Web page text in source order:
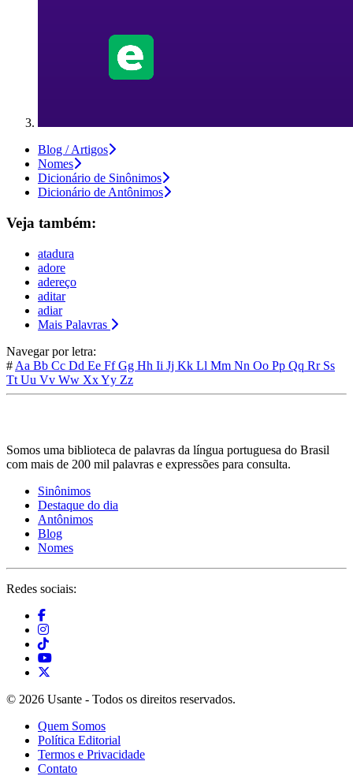
Blog / Artigos
Nomes
Dicionário de Sinônimos
Dicionário de Antônimos
Veja também:
atadura
adore
adereço
aditar
adiar
Mais Palavras
Navegar por letra:
# Aa Bb Cc Dd Ee FfGg Hh Ii Jj Kk Ll Mm Nn Oo Pp Qq Rr Ss
Tt Uu Vv Ww XxYy Zz
Somos uma biblioteca de palavras da língua portuguesa do Brasil
com mais de 200 mil palavras e expressões para consulta.
Sinônimos
Destaque do dia
Antônimos
Blog
Nomes
Redes sociais:
© 2026 Usante - Todos os direitos reservados.
Quem Somos
Política Editorial
Termos e Privacidade
Contato